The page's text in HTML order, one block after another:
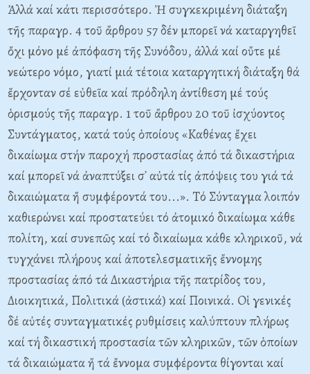
Ἀλλά καί κάτι περισσότερο. Ἡ συγκεκριμένη διάταξη
τῆς παραγρ. 4 τοῦ ἄρθρου 57 δέν μπορεῖ νά καταργηθεῖ
ὄχι μόνο μέ ἀπόφαση τῆς Συνόδου, ἀλλά καί οὔτε μέ
νεώτερο νόμο, γιατί μιά τέτοια καταργητική διάταξη θά
ἔρχονταν σέ εὐθεῖα καί πρόδηλη ἀντίθεση μέ τούς
ὁρισμούς τῆς παραγρ. 1 τοῦ ἄρθρου 20 τοῦ ἰσχύοντος
Συντάγματος, κατά τούς ὁποίους «Kαθένας ἔχει
δικαίωμα στήν παροχή προστασίας ἀπό τά δικαστήρια
καί μπορεῖ νά ἀναπτύξει σ᾽ αὐτά τίς ἀπόψεις του γιά τά
δικαιώματα ἤ συμφέροντά του...». Tό Σύνταγμα λοιπόν
καθιερώνει καί προστατεύει τό ἀτομικό δικαίωμα κάθε
πολίτη, καί συνεπῶς καί τό δικαίωμα κάθε κληρικοῦ, νά
τυγχάνει πλήρους καί ἀποτελεσματικῆς ἔννομης
προστασίας ἀπό τά Δικαστήρια τῆς πατρίδος του,
Διοικητικά, Πολιτικά (ἀστικά) καί Ποινικά. Oἱ γενικές
δέ αὐτές συνταγματικές ρυθμίσεις καλύπτουν πλήρως
καί τή δικαστική προστασία τῶν κληρικῶν, τῶν ὁποίων
τά δικαιώματα ἤ τά ἔννομα συμφέροντα θίγονται καί